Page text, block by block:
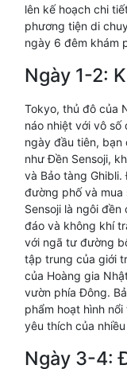
lên kế hoạch chi
phương tiện di
ngày 6 đêm khám
Ngày 1-2:
Tokyo, thủ đô của
náo nhiệt với vô số
ngày đầu tiên, bạn
như Đền Sensoji,
và Bảo tàng
đường phố và mua
Sensoji là ngôi
đáo và không khí
với ngã tư đường
tập trung của giới
của Hoàng gia
vườn phía Đông.
phẩm hoạt hình
yêu thích của
Ngày 3-4: